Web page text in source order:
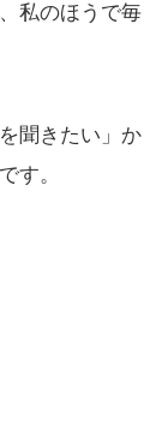
私のほうで毎
聞きたい」か
す。